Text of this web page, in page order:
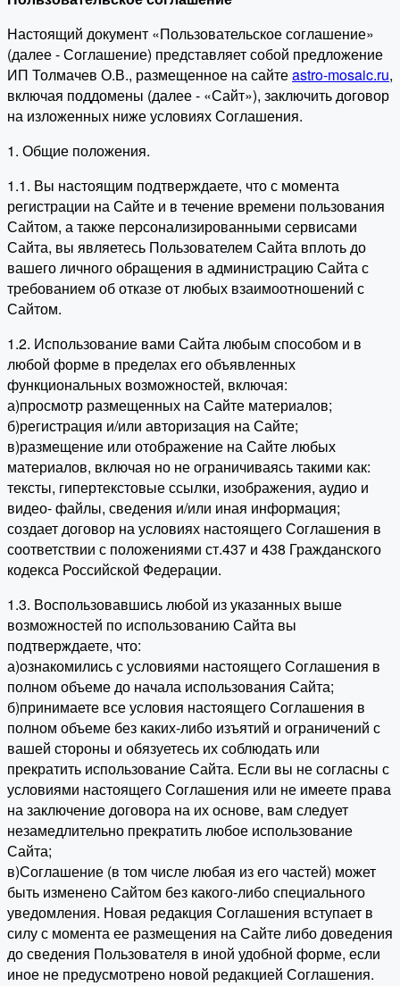
Настоящий документ «Пользовательское соглашение»
(далее - Соглашение) представляет собой предложение
ИП Толмачев О.В., размещенное на сайтеastro-mosaic.ru,
включая поддомены (далее - «Сайт»), заключить договор
на изложенных ниже условиях Соглашения.
1. Общие положения.
1.1. Вы настоящим подтверждаете, что с момента
регистрации на Сайте и в течение времени пользования
Сайтом, а также персонализированными сервисами
Сайта, вы являетесь Пользователем Сайта вплоть до
вашего личного обращения в администрацию Сайта с
требованием об отказе от любых взаимоотношений с
Сайтом.
1.2. Использование вами Сайта любым способом и в
любой форме в пределах его объявленных
функциональных возможностей, включая:
а)просмотр размещенных на Сайте материалов;
б)регистрация и/или авторизация на Сайте;
в)размещение или отображение на Сайте любых
материалов, включая но не ограничиваясь такими как:
тексты, гипертекстовые ссылки, изображения, аудио и
видео- файлы, сведения и/или иная информация;
создает договор на условиях настоящего Соглашения в
соответствии с положениями ст.437 и 438 Гражданского
кодекса Российской Федерации.
1.3. Воспользовавшись любой из указанных выше
возможностей по использованию Сайта вы
подтверждаете, что:
а)ознакомились с условиями настоящего Соглашения в
полном объеме до начала использования Сайта;
б)принимаете все условия настоящего Соглашения в
полном объеме без каких-либо изъятий и ограничений с
вашей стороны и обязуетесь их соблюдать или
прекратить использование Сайта. Если вы не согласны с
условиями настоящего Соглашения или не имеете права
на заключение договора на их основе, вам следует
незамедлительно прекратить любое использование
Сайта;
в)Соглашение (в том числе любая из его частей) может
быть изменено Сайтом без какого-либо специального
уведомления. Новая редакция Соглашения вступает в
силу с момента ее размещения на Сайте либо доведения
до сведения Пользователя в иной удобной форме, если
иное не предусмотрено новой редакцией Соглашения.